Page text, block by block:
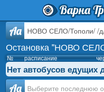
Варна
Aa
Остановка "НОВО
№ расписание
Нет автобусов едущих
Аа